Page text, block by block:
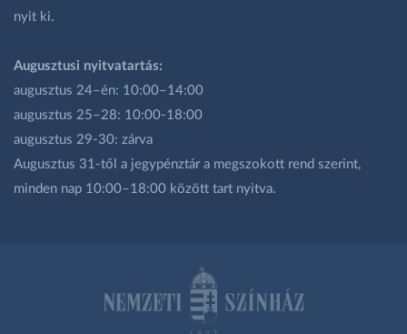
nyit ki.
Augusztusi nyitvatartás:
augusztus 24–én: 10:00–14:00
augusztus 25–28: 10:00-18:00
augusztus 29-30: zárva
Augusztus 31-től a jegypénztár a megszokott rend szerint,
minden nap 10:00–18:00 között tart nyitva.